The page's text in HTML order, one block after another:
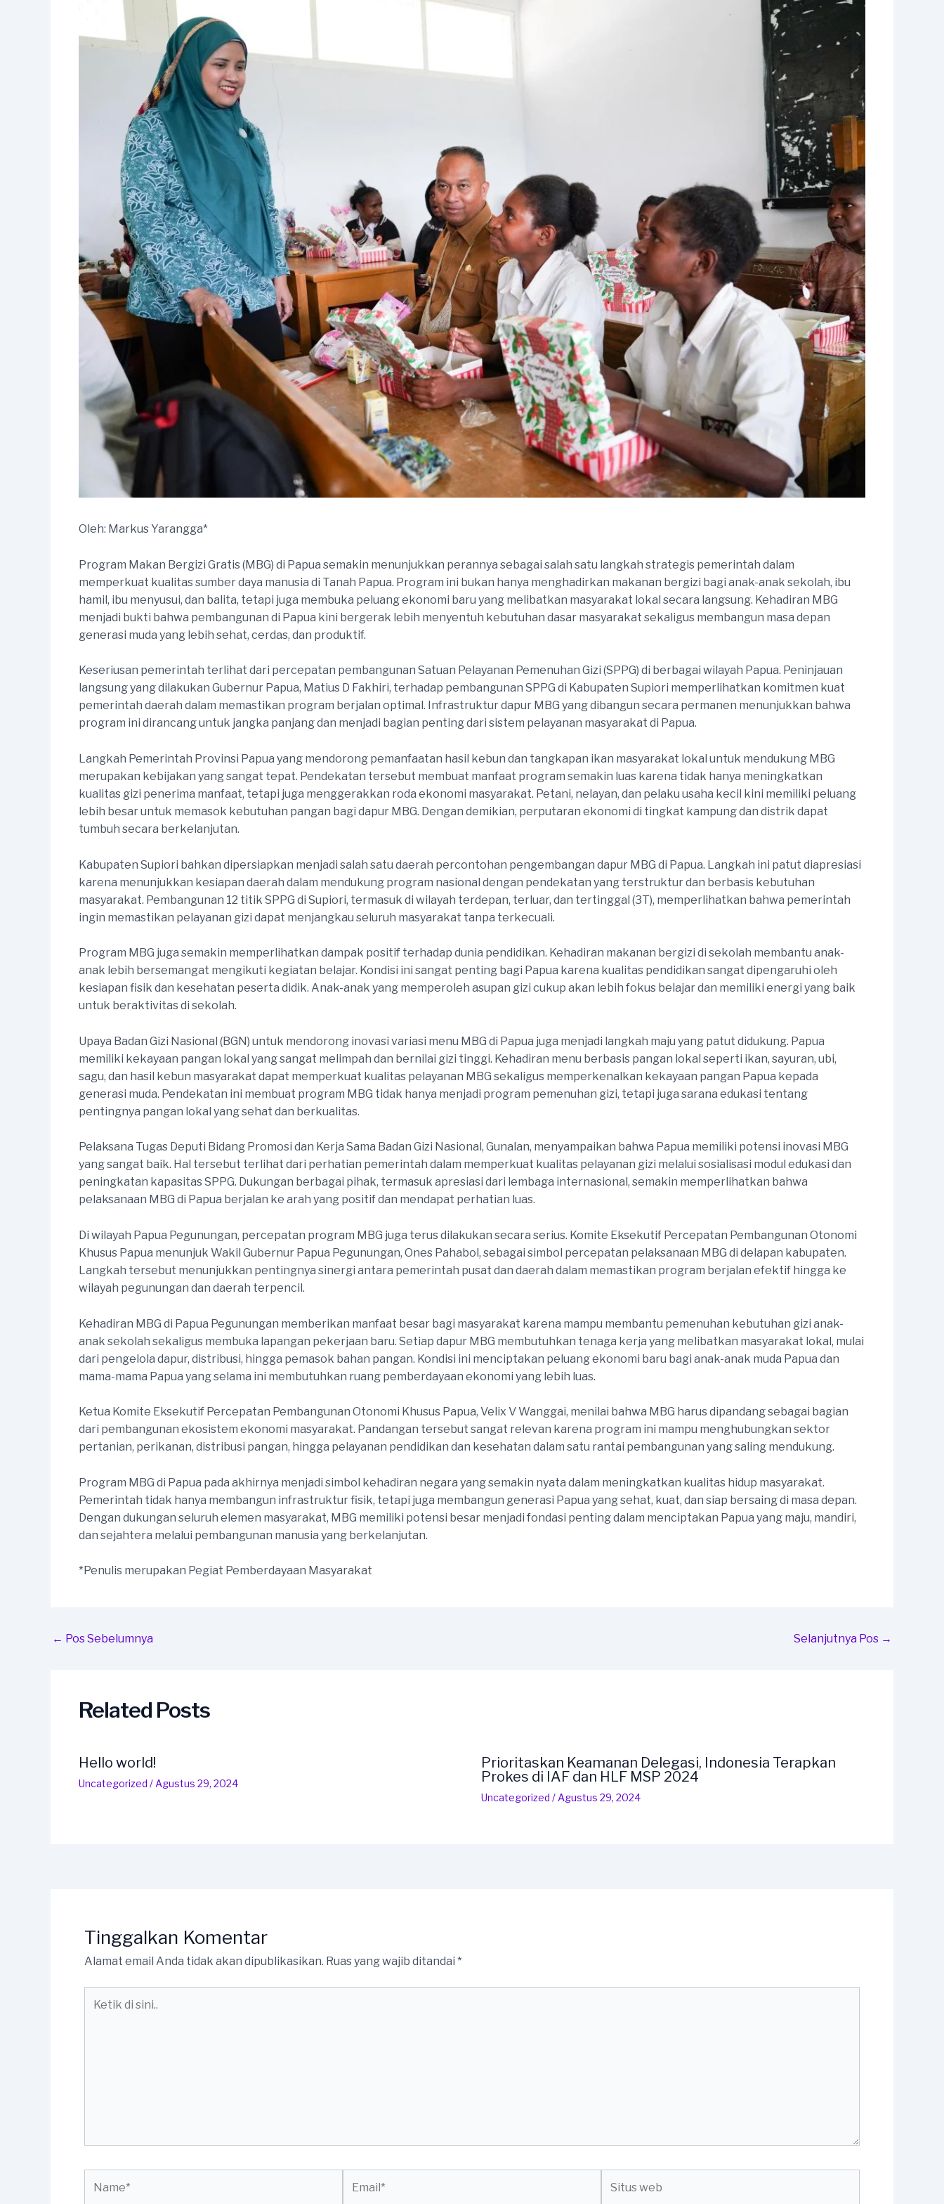
Oleh: Markus Yarangga*
Program Makan Bergizi Gratis (MBG) di Papua semakin menunjukkan perannya sebagai salah satu langkah strategis pemerintah dalam
memperkuat kualitas sumber daya manusia di Tanah Papua. Program ini bukan hanya menghadirkan makanan bergizi bagi anak-anak sekolah, ibu
hamil, ibu menyusui, dan balita, tetapi juga membuka peluang ekonomi baru yang melibatkan masyarakat lokal secara langsung. Kehadiran MBG
menjadi bukti bahwa pembangunan di Papua kini bergerak lebih menyentuh kebutuhan dasar masyarakat sekaligus membangun masa depan
generasi muda yang lebih sehat, cerdas, dan produktif.
Keseriusan pemerintah terlihat dari percepatan pembangunan Satuan Pelayanan Pemenuhan Gizi (SPPG) di berbagai wilayah Papua. Peninjauan
langsung yang dilakukan Gubernur Papua, Matius D Fakhiri, terhadap pembangunan SPPG di Kabupaten Supiori memperlihatkan komitmen kuat
pemerintah daerah dalam memastikan program berjalan optimal. Infrastruktur dapur MBG yang dibangun secara permanen menunjukkan bahwa
program ini dirancang untuk jangka panjang dan menjadi bagian penting dari sistem pelayanan masyarakat di Papua.
Langkah Pemerintah Provinsi Papua yang mendorong pemanfaatan hasil kebun dan tangkapan ikan masyarakat lokal untuk mendukung MBG
merupakan kebijakan yang sangat tepat. Pendekatan tersebut membuat manfaat program semakin luas karena tidak hanya meningkatkan
kualitas gizi penerima manfaat, tetapi juga menggerakkan roda ekonomi masyarakat. Petani, nelayan, dan pelaku usaha kecil kini memiliki peluang
lebih besar untuk memasok kebutuhan pangan bagi dapur MBG. Dengan demikian, perputaran ekonomi di tingkat kampung dan distrik dapat
tumbuh secara berkelanjutan.
Kabupaten Supiori bahkan dipersiapkan menjadi salah satu daerah percontohan pengembangan dapur MBG di Papua. Langkah ini patut diapresiasi
karena menunjukkan kesiapan daerah dalam mendukung program nasional dengan pendekatan yang terstruktur dan berbasis kebutuhan
masyarakat. Pembangunan 12 titik SPPG di Supiori, termasuk di wilayah terdepan, terluar, dan tertinggal (3T), memperlihatkan bahwa pemerintah
ingin memastikan pelayanan gizi dapat menjangkau seluruh masyarakat tanpa terkecuali.
Program MBG juga semakin memperlihatkan dampak positif terhadap dunia pendidikan. Kehadiran makanan bergizi di sekolah membantu anak-
anak lebih bersemangat mengikuti kegiatan belajar. Kondisi ini sangat penting bagi Papua karena kualitas pendidikan sangat dipengaruhi oleh
kesiapan fisik dan kesehatan peserta didik. Anak-anak yang memperoleh asupan gizi cukup akan lebih fokus belajar dan memiliki energi yang baik
untuk beraktivitas di sekolah.
Upaya Badan Gizi Nasional (BGN) untuk mendorong inovasi variasi menu MBG di Papua juga menjadi langkah maju yang patut didukung. Papua
memiliki kekayaan pangan lokal yang sangat melimpah dan bernilai gizi tinggi. Kehadiran menu berbasis pangan lokal seperti ikan, sayuran, ubi,
sagu, dan hasil kebun masyarakat dapat memperkuat kualitas pelayanan MBG sekaligus memperkenalkan kekayaan pangan Papua kepada
generasi muda. Pendekatan ini membuat program MBG tidak hanya menjadi program pemenuhan gizi, tetapi juga sarana edukasi tentang
pentingnya pangan lokal yang sehat dan berkualitas.
Pelaksana Tugas Deputi Bidang Promosi dan Kerja Sama Badan Gizi Nasional, Gunalan, menyampaikan bahwa Papua memiliki potensi inovasi MBG
yang sangat baik. Hal tersebut terlihat dari perhatian pemerintah dalam memperkuat kualitas pelayanan gizi melalui sosialisasi modul edukasi dan
peningkatan kapasitas SPPG. Dukungan berbagai pihak, termasuk apresiasi dari lembaga internasional, semakin memperlihatkan bahwa
pelaksanaan MBG di Papua berjalan ke arah yang positif dan mendapat perhatian luas.
Di wilayah Papua Pegunungan, percepatan program MBG juga terus dilakukan secara serius. Komite Eksekutif Percepatan Pembangunan Otonomi
Khusus Papua menunjuk Wakil Gubernur Papua Pegunungan, Ones Pahabol, sebagai simbol percepatan pelaksanaan MBG di delapan kabupaten.
Langkah tersebut menunjukkan pentingnya sinergi antara pemerintah pusat dan daerah dalam memastikan program berjalan efektif hingga ke
wilayah pegunungan dan daerah terpencil.
Kehadiran MBG di Papua Pegunungan memberikan manfaat besar bagi masyarakat karena mampu membantu pemenuhan kebutuhan gizi anak-
anak sekolah sekaligus membuka lapangan pekerjaan baru. Setiap dapur MBG membutuhkan tenaga kerja yang melibatkan masyarakat lokal, mulai
dari pengelola dapur, distribusi, hingga pemasok bahan pangan. Kondisi ini menciptakan peluang ekonomi baru bagi anak-anak muda Papua dan
mama-mama Papua yang selama ini membutuhkan ruang pemberdayaan ekonomi yang lebih luas.
Ketua Komite Eksekutif Percepatan Pembangunan Otonomi Khusus Papua, Velix V Wanggai, menilai bahwa MBG harus dipandang sebagai bagian
dari pembangunan ekosistem ekonomi masyarakat. Pandangan tersebut sangat relevan karena program ini mampu menghubungkan sektor
pertanian, perikanan, distribusi pangan, hingga pelayanan pendidikan dan kesehatan dalam satu rantai pembangunan yang saling mendukung.
Program MBG di Papua pada akhirnya menjadi simbol kehadiran negara yang semakin nyata dalam meningkatkan kualitas hidup masyarakat.
Pemerintah tidak hanya membangun infrastruktur fisik, tetapi juga membangun generasi Papua yang sehat, kuat, dan siap bersaing di masa depan.
Dengan dukungan seluruh elemen masyarakat, MBG memiliki potensi besar menjadi fondasi penting dalam menciptakan Papua yang maju, mandiri,
dan sejahtera melalui pembangunan manusia yang berkelanjutan.
*Penulis merupakan Pegiat Pemberdayaan Masyarakat
Post
← Pos Sebelumnya Selanjutnya Pos →
Related Posts
Hello world!
Uncategorized /Agustus 29, 2024
Prioritaskan Keamanan Delegasi, Indonesia Terapkan
Prokes di IAF dan HLF MSP 2024
Uncategorized /Agustus 29, 2024
Tinggalkan Komentar
Alamat email Anda tidak akan dipublikasikan. Ruas yang wajib ditandai *
web